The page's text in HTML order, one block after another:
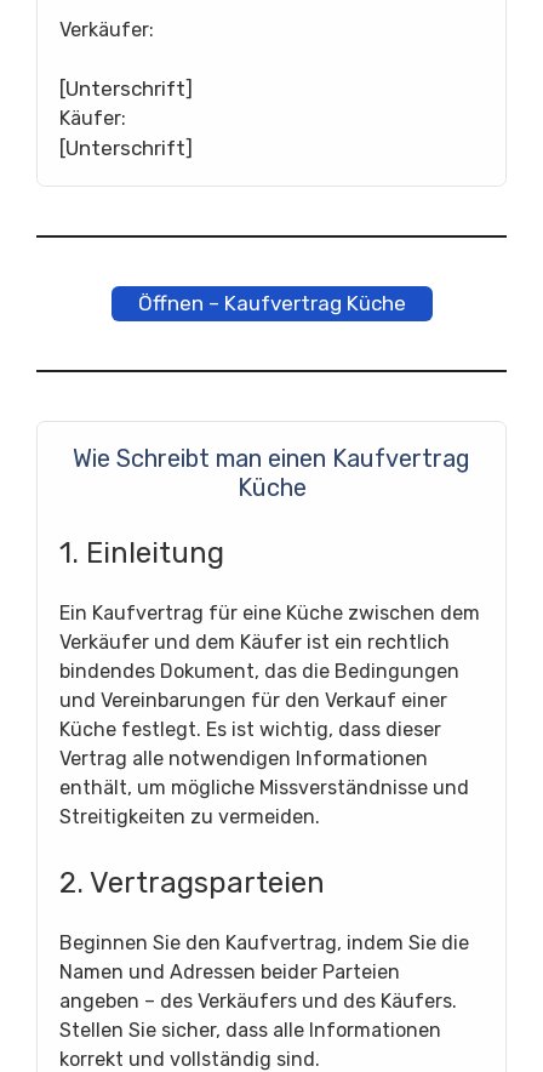
Verkäufer:
[Unterschrift]
Käufer:
[Unterschrift]
Öffnen – Kaufvertrag Küche
Wie Schreibt man einen Kaufvertrag
Küche
1. Einleitung
Ein Kaufvertrag für eine Küche zwischen dem
Verkäufer und dem Käufer ist ein rechtlich
bindendes Dokument, das die Bedingungen
und Vereinbarungen für den Verkauf einer
Küche festlegt. Es ist wichtig, dass dieser
Vertrag alle notwendigen Informationen
enthält, um mögliche Missverständnisse und
Streitigkeiten zu vermeiden.
2. Vertragsparteien
Beginnen Sie den Kaufvertrag, indem Sie die
Namen und Adressen beider Parteien
angeben – des Verkäufers und des Käufers.
Stellen Sie sicher, dass alle Informationen
korrekt und vollständig sind.